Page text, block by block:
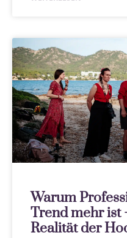
Warum
Trend mehr ist
Realität der